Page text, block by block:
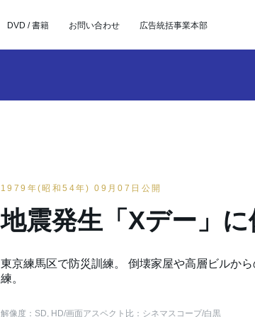
DVD / 書籍 お問い合わせ 広告統括事業本部
1979年(昭和54年) 09月07日公開
地震発生「Xデー」に
東京練馬区で防災訓練。 倒壊家屋や高層ビルから
練。
解像度：SD, HD/画面アスペクト比：シネマスコープ/白黒